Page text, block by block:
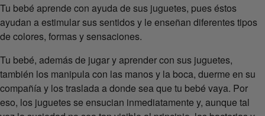
Tu bebé aprende con ayuda de sus juguetes, pues éstos
ayudan a estimular sus sentidos y le enseñan diferentes tipos
de colores, formas y sensaciones.
Tu bebé, además de jugar y aprender con sus juguetes,
también los manipula con las manos y la boca, duerme en su
compañía y los traslada a donde sea que tu bebé vaya. Por
eso, los juguetes se ensucian inmediatamente y, aunque tal